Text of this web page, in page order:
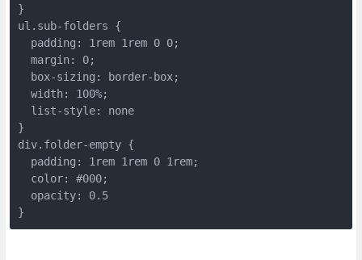
}
ul.sub-folders {
  padding: 1rem 1rem 0 0;
  margin: 0;
  box-sizing: border-box;
  width: 100%;
  list-style: none
}
div.folder-empty {
  padding: 1rem 1rem 0 1rem;
  color: #000;
  opacity: 0.5
}